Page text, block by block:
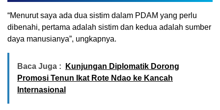
“Menurut saya ada dua sistim dalam PDAM yang perlu
dibenahi, pertama adalah sistim dan kedua adalah sumber
daya manusianya”, ungkapnya.
Baca Juga :
Kunjungan Diplomatik Dorong
Promosi Tenun Ikat Rote Ndao ke Kancah
Internasional